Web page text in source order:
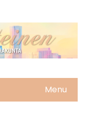
Menu